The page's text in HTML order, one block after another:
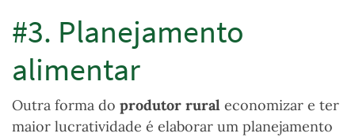
#3. Planejamento
alimentar
Outra forma do produtor rural economizar e ter
maior lucratividade é elaborar um planejamento